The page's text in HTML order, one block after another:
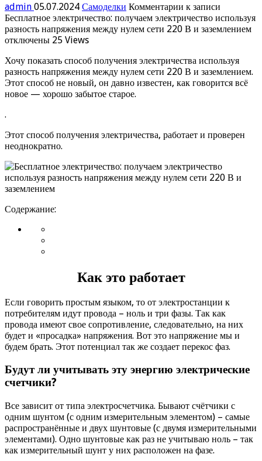
admin 05.07.2024 Самоделки Комментарии к записи
Бесплатное электричество: получаем электричество используя
разность напряжения между нулем сети 220 В и заземлением
отключены 25 Views
Хочу показать способ получения электричества используя
разность напряжения между нулем сети 220 В и заземлением.
Этот способ не новый, он давно известен, как говорится всё
новое — хорошо забытое старое.
.
Этот способ получения электричества, работает и проверен
неоднократно.
Содержание:
Как это работает
Если говорить простым языком, то от электростанции к
потребителям идут провода – ноль и три фазы. Так как
провода имеют свое сопротивление, следовательно, на них
будет и «просадка» напряжения. Вот это напряжение мы и
будем брать. Этот потенциал так же создает перекос фаз.
Будут ли учитывать эту энергию электрические
счетчики?
Все зависит от типа электросчетчика. Бывают счётчики с
одним шунтом (с одним измерительным элементом) – самые
распространённые и двух шунтовые (с двумя измерительными
элементами). Одно шунтовые как раз не учитываю ноль – так
как измерительный шунт у них расположен на фазе.